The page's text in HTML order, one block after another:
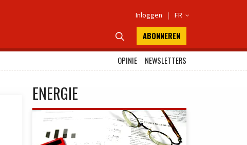
Inloggen | FR 
 ABONNEREN
OPINIE
NEWSLETTERS
ENERGIE